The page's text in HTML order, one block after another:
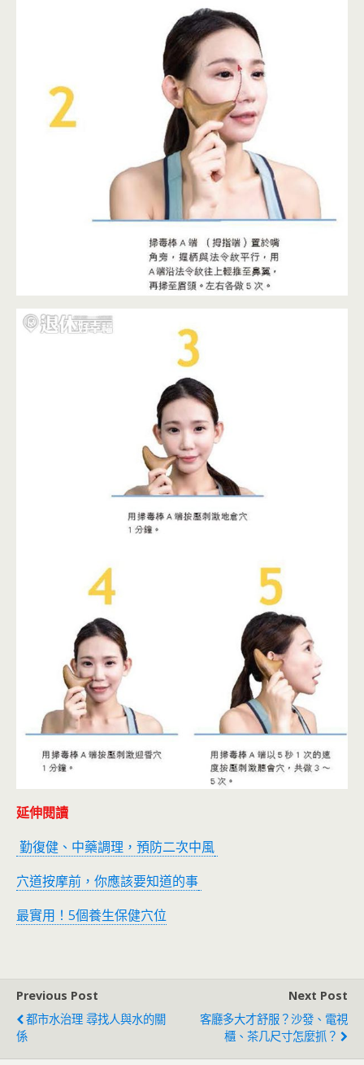
延伸閱讀
勤復健、中藥調理，預防二次中風
穴道按摩前，你應該要知道的事
最實用！5個養生保健穴位
Previous Post
都市水治理 尋找人與水的關
係
Next Post
客廳多大才舒服？沙發、電視
櫃、茶几尺寸怎麼抓？